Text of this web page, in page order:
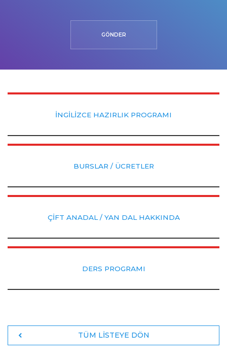
GÖNDER
İNGİLİZCE HAZIRLIK PROGRAMI
BURSLAR / ÜCRETLER
ÇİFT ANADAL / YAN DAL HAKKINDA
DERS PROGRAMI
TÜM LİSTEYE DÖN